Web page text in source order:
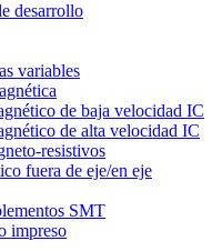
desarrollo
variables
de baja velocidad IC
de alta velocidad IC
resistivos
fuera de eje/en eje
SMT
impreso